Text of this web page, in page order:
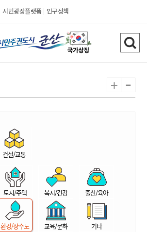
시민광장플랫폼 인구정책
시
민
권
시
산
검
색
기
+ -
건설/교통
토지/주택 복지/건강 출산/육아
환경/상수도 교육/문화 기타